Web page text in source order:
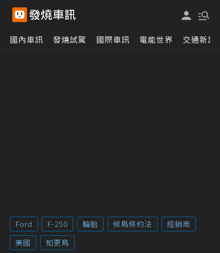
國內車訊 發燒試駕 國際車訊 電能世界 交通新訊
Ford F-250 輪胎 候鳥條約法
經銷商
美國
知更鳥